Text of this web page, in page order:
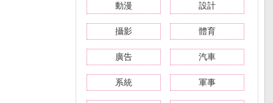
動漫 設計
攝影 體育
廣告 汽車
系統 軍事